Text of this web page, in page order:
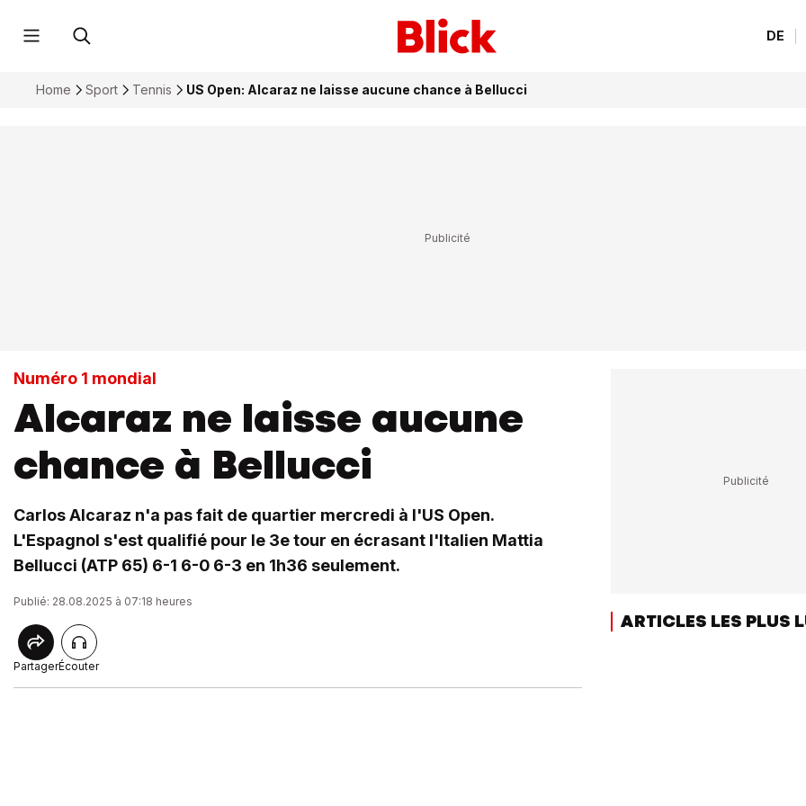
DE
Home Sport Tennis US Open: Alcaraz ne laisse aucune chance à Bellucci
Numéro 1 mondial
Alcaraz ne laisse aucune
chance à Bellucci
Carlos Alcaraz n'a pas fait de quartier mercredi à l'US Open.
L'Espagnol s'est qualifié pour le 3e tour en écrasant l'Italien Mattia
Bellucci (ATP 65) 6-1 6-0 6-3 en 1h36 seulement.
Publié: 28.08.2025 à 07:18 heures
PartagerÉcouter
ARTICLES LES PLUS